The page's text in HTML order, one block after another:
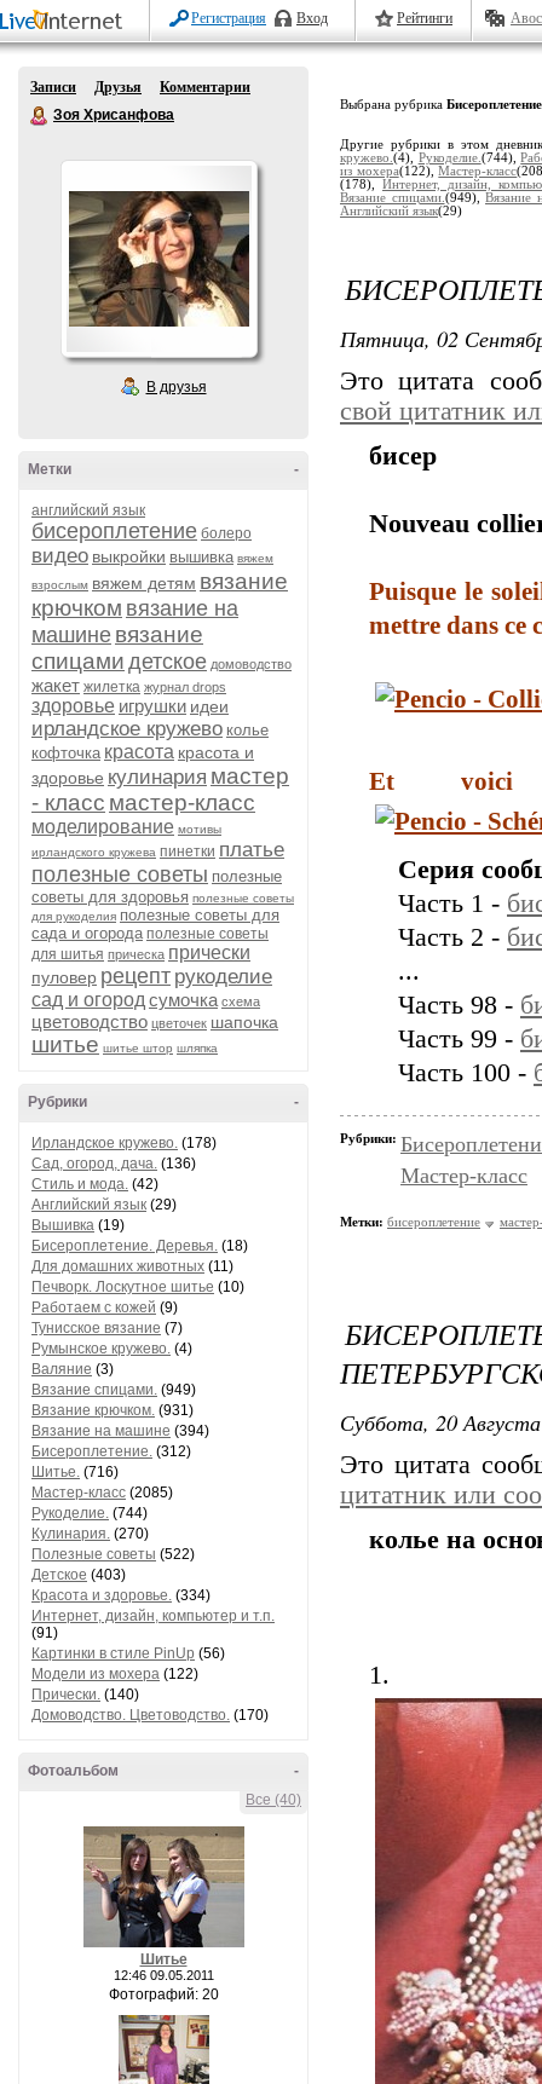
Регистрация Вход Рейтинги
Записи Друзья
Комментарии
Зоя Хрисанфова
В друзья
-
Метки
английский язык
бисероплетение болеро
видео выкройки вышивка вяжем
взрослым вяжем детям вязание
крючком вязание на
машине вязание
спицами детское домоводство
жакет жилетка журнал drops
здоровье игрушки идеи
ирландское кружево колье
кофточка красота красота и
здоровье кулинария мастер
- класс мастер-класс
моделирование мотивы
ирландского кружева пинетки платье
полезные советы полезные
советы для здоровья полезные советы
для рукоделия полезные советы для
сада и огорода полезные советы
для шитья прическа прически
пуловер рецепт рукоделие
сад и огород сумочка схема
цветоводство цветочек шапочка
шитье шитье штор шляпка
-
Рубрики
Ирландское кружево. (178)
Сад, огород, дача. (136)
Стиль и мода. (42)
Английский язык (29)
Вышивка (19)
Бисероплетение. Деревья. (18)
Для домашних животных (11)
Печворк. Лоскутное шитье (10)
Работаем с кожей (9)
Тунисское вязание (7)
Румынское кружево. (4)
Валяние (3)
Вязание спицами. (949)
Вязание крючком. (931)
Вязание на машине (394)
Бисероплетение. (312)
Шитье. (716)
Мастер-класс (2085)
Рукоделие. (744)
Кулинария. (270)
Полезные советы (522)
Детское (403)
Красота и здоровье. (334)
Интернет, дизайн, компьютер и т.п.
(91)
Картинки в стиле PinUp (56)
Модели из мохера (122)
Прически. (140)
Домоводство. Цветоводство. (170)
-
Фотоальбом
Все (40)
Шитье
12:46 09.05.2011
Фотографий: 20
Выбрана рубрика
Другие рубрики в этом
кружево. (4), Рукоделие. (744),
из мохера(122),Мастер-класс
(178), Интернет, дизайн,
Вязание спицами. (949), Вязание
Английский язык(29)
Пятница, 02
Это цитата
свой цитатник
бисер
Nouveau
Puisque le
mettre dans ce
Et voici
Серия
Часть 1 -
Часть 2 -
...
Часть 98 -
Часть 99 -
Часть 100 -
Рубрики:
Мастер-класс
Метки: бисероплетение
Суббота, 20
Это цитата
цитатник или
колье на
1.